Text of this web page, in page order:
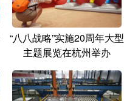
“八八战略”实施20周年大型
主题展览在杭州举办